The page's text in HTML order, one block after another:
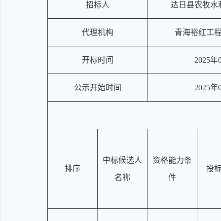
招标人 达日县农牧水
代理机构 青海裕红工
开标时间 2025年
公示开始时间 2025年
排序
中标候选人
名称
资格能力条
件
投